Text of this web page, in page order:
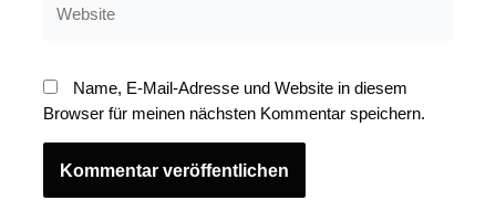
Name, E-Mail-Adresse und Website in diesem
Browser für meinen nächsten Kommentar speichern.